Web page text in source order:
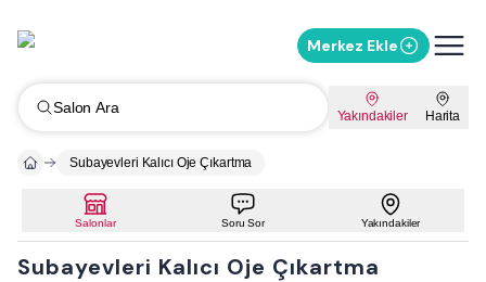
Merkez Ekle
Salon Ara Yakındakiler Harita
Subayevleri Kalıcı Oje Çıkartma
Salonlar Soru Sor Yakındakiler
Subayevleri Kalıcı Oje Çıkartma